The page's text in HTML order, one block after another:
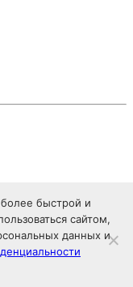
быстрой и
сайтом,
данных и